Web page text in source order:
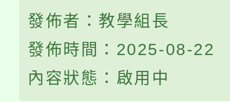
發佈者：教學組長
發佈時間：2025-08-22
內容狀態：啟用中